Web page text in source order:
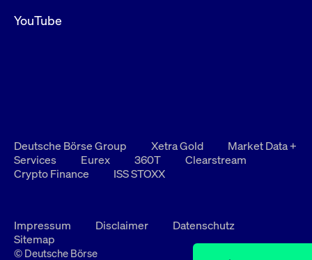
YouTube
Deutsche Börse Group Xetra Gold
Market Data +
Services
Eurex 360T
Clearstream
Crypto Finance
ISS STOXX
Impressum Disclaimer
Datenschutz
Sitemap
© Deutsche Börse